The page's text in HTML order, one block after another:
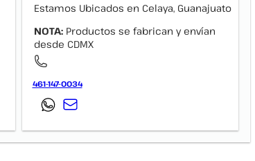
Estamos Ubicados en Celaya, Guanajuato
NOTA:Productos se fabrican y envían
desde CDMX
461-147-0034